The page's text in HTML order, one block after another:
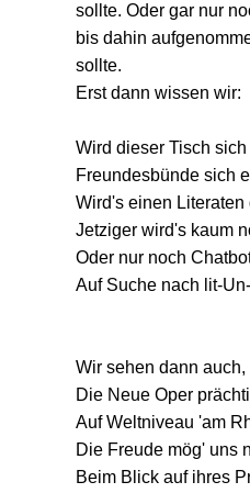
sollte. Oder gar nur
bis dahin
sollte.
Erst dann wissen wir:
Wird dieser Tisch
Freundesbünde sich
Wird's einen
Jetziger wird's kaum
Oder nur noch
Auf Suche nach lit-
Wir sehen dann auch,
Die Neue Oper
Auf Weltniveau 'am
Die Freude mög' uns
Beim Blick auf ihres